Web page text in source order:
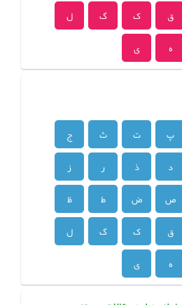
ق ک گ
ل
ه ی
پ ت ث
ج
د ذ ر
ز
ص ض ط
ظ
ق ک گ
ل
ه ی